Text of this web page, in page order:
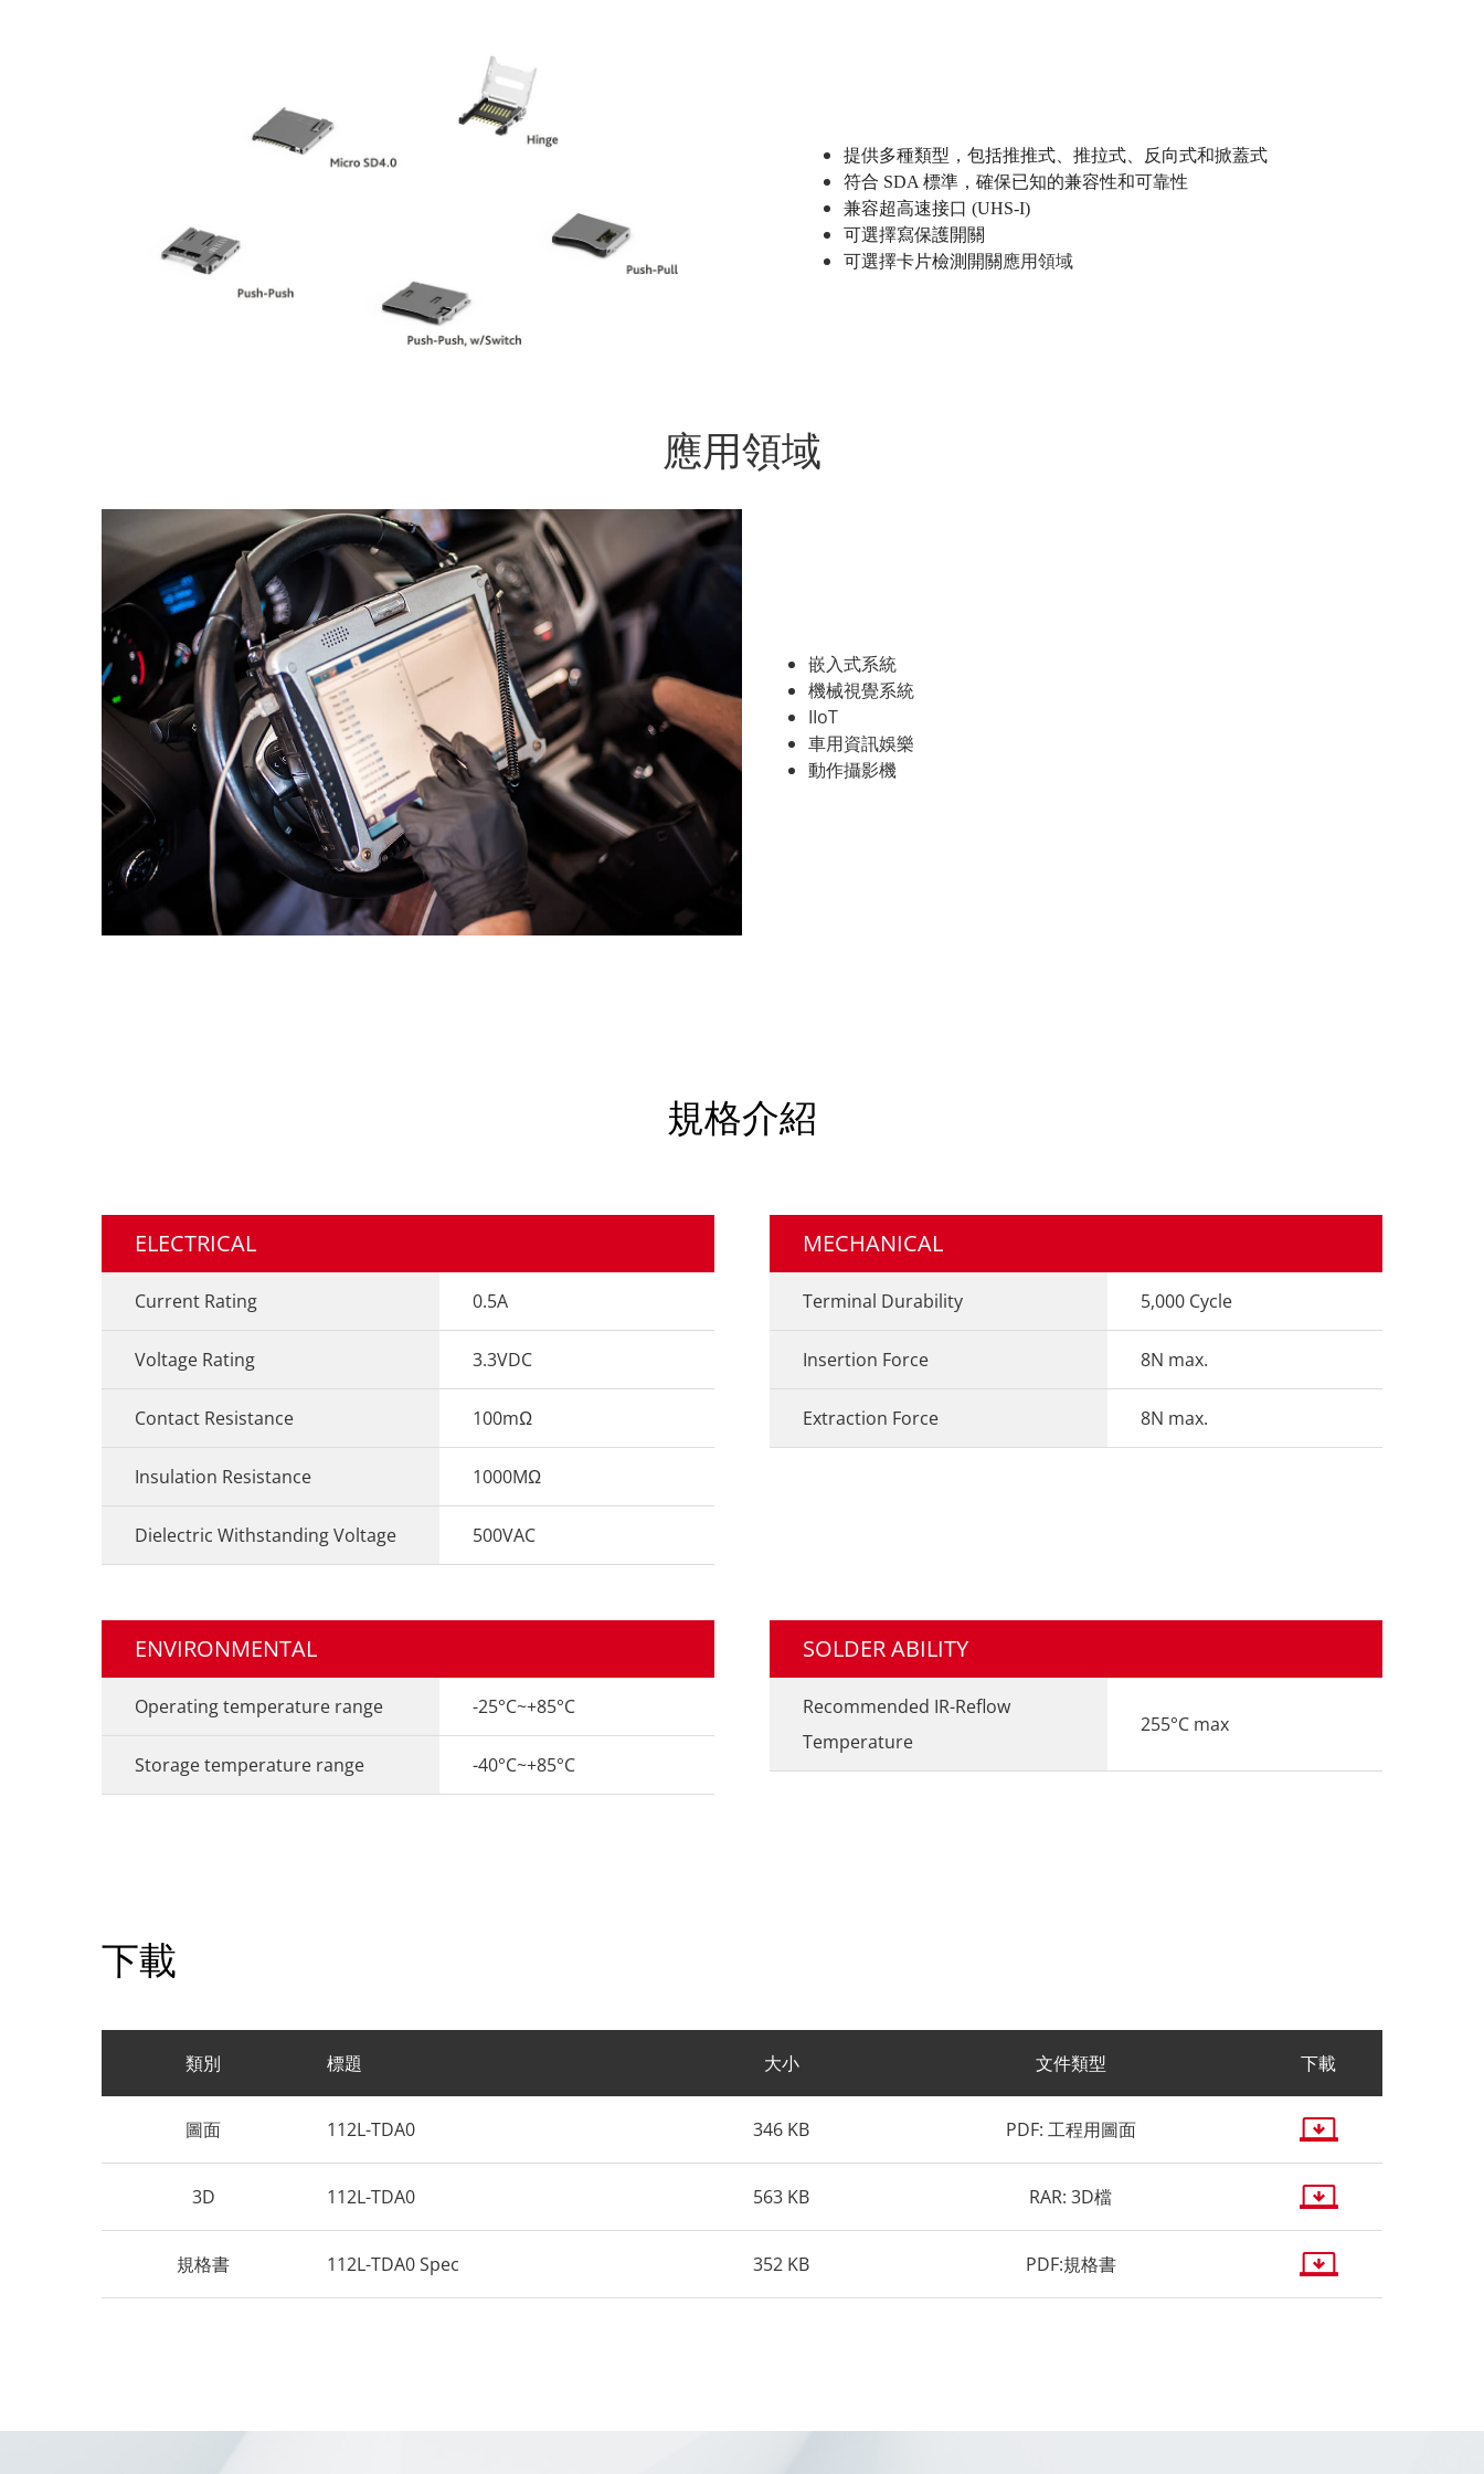
提供多種類型，包括推推式、推拉式、反向式和掀蓋式
符合 SDA 標準，確保已知的兼容性和可靠性
兼容超高速接口 (UHS-I)
可選擇寫保護開關
可選擇卡片檢測開關 應用領域
應用領域
嵌入式系統
機械視覺系統
IIoT
車用資訊娛樂
動作攝影機
規格介紹
ELECTRICAL
Current Rating 0.5A
Voltage Rating 3.3VDC
Contact Resistance 100mΩ
Insulation Resistance 1000MΩ
Dielectric Withstanding Voltage 500VAC
MECHANICAL
Terminal Durability 5,000 Cycle
Insertion Force 8N max.
Extraction Force 8N max.
ENVIRONMENTAL
Operating temperature range -25°C~+85°C
Storage temperature range -40°C~+85°C
SOLDER ABILITY
Recommended IR-Reflow
Temperature
255°C max
下載
類別 標題 大小 文件類型 下載
圖面 112L-TDA0 346 KB PDF: 工程用圖面
3D 112L-TDA0 563 KB RAR: 3D檔
規格書 112L-TDA0 Spec 352 KB PDF:規格書